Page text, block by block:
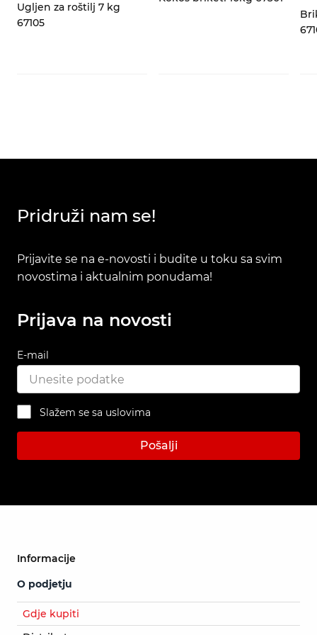
Ugljen za roštilj 7 kg
67105
Pridruži nam se!
Prijavite se na e-novosti i budite u toku sa svim
novostima i aktualnim ponudama!
Prijava na novosti
E-mail
Slažem se sa uslovima
Pošalji
Informacije
O podjetju
Gdje kupiti